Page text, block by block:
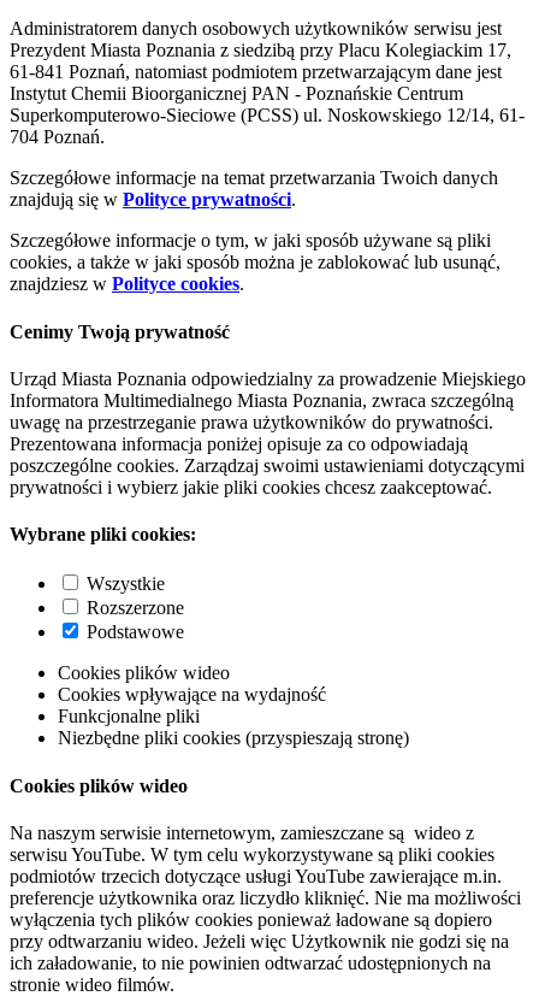
Administratorem danych osobowych użytkowników serwisu jest
Prezydent Miasta Poznania z siedzibą przy Placu Kolegiackim 17,
61-841 Poznań, natomiast podmiotem przetwarzającym dane jest
Instytut Chemii Bioorganicznej PAN - Poznańskie Centrum
Superkomputerowo-Sieciowe (PCSS) ul. Noskowskiego 12/14, 61-
704 Poznań.
Szczegółowe informacje na temat przetwarzania Twoich danych
znajdują się w Polityce prywatności.
Szczegółowe informacje o tym, w jaki sposób używane są pliki
cookies, a także w jaki sposób można je zablokować lub usunąć,
znajdziesz w Polityce cookies.
Cenimy Twoją prywatność
Urząd Miasta Poznania odpowiedzialny za prowadzenie Miejskiego
Informatora Multimedialnego Miasta Poznania, zwraca szczególną
uwagę na przestrzeganie prawa użytkowników do prywatności.
Prezentowana informacja poniżej opisuje za co odpowiadają
poszczególne cookies. Zarządzaj swoimi ustawieniami dotyczącymi
prywatności i wybierz jakie pliki cookies chcesz zaakceptować.
Wybrane pliki cookies:
Wszystkie
Rozszerzone
Podstawowe
Cookies plików wideo
Cookies wpływające na wydajność
Funkcjonalne pliki
Niezbędne pliki cookies (przyspieszają stronę)
Cookies plików wideo
Na naszym serwisie internetowym, zamieszczane są wideo z
serwisu YouTube. W tym celu wykorzystywane są pliki cookies
podmiotów trzecich dotyczące usługi YouTube zawierające m.in.
preferencje użytkownika oraz liczydło kliknięć. Nie ma możliwości
wyłączenia tych plików cookies ponieważ ładowane są dopiero
przy odtwarzaniu wideo. Jeżeli więc Użytkownik nie godzi się na
ich załadowanie, to nie powinien odtwarzać udostępnionych na
stronie wideo filmów.